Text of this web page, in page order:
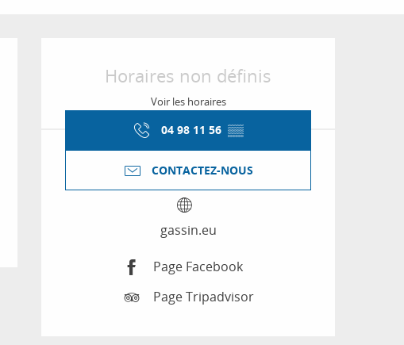
Ouverture et
Horaires non définis
Voir les horaires
04 98 11 56 ▒▒
CONTACTEZ-NOUS
gassin.eu
Page Facebook
Page Tripadvisor